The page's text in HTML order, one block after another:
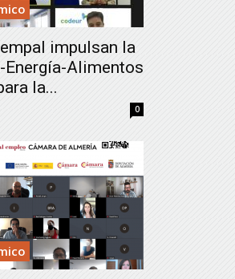
impulsan la
Energía-Alimentos
la...
0